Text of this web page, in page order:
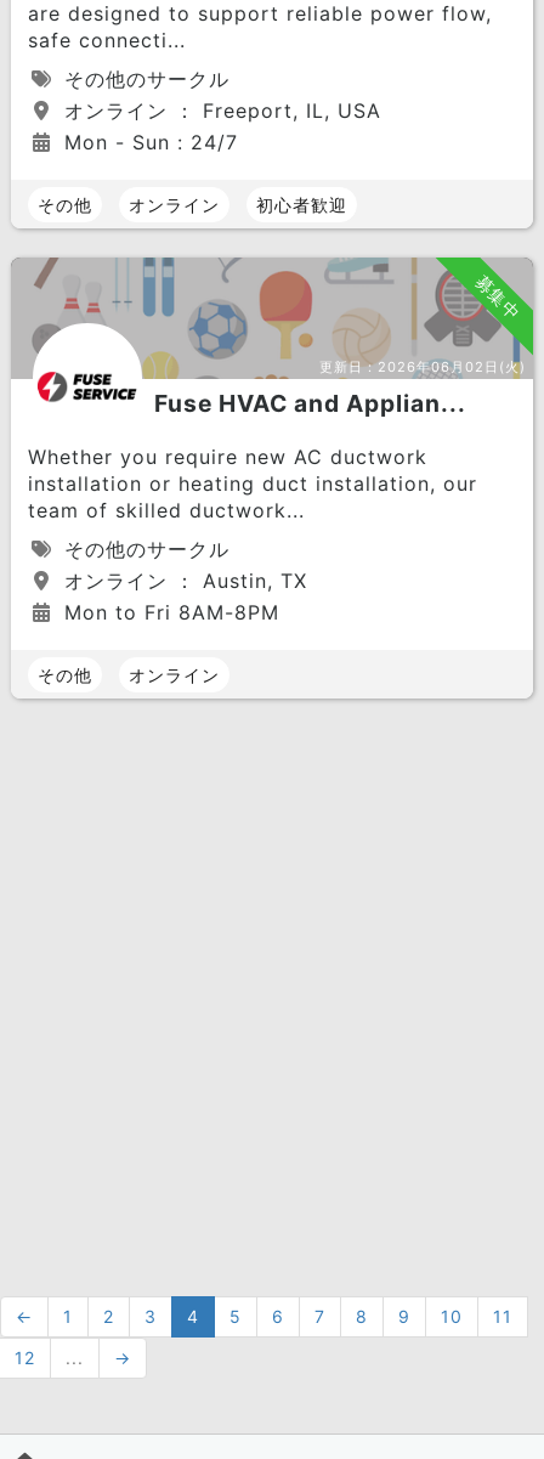
are designed to support reliable power flow,
safe connecti...
その他のサークル
オンライン ： Freeport, IL, USA
Mon - Sun : 24/7
その他 オンライン 初心者歓迎
募集中
更新日：2026年06月02日(火)
Fuse HVAC and Applian...
Whether you require new AC ductwork
installation or heating duct installation, our
team of skilled ductwork...
その他のサークル
オンライン ： Austin, TX
Mon to Fri 8AM-8PM
その他 オンライン
← 1 2 3 4 5 6 7 8 9 10
11
12
... →